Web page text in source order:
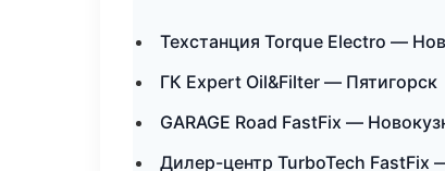
Техстанция Torque Electro —
ГК Expert Oil&Filter — Пятигорск
GARAGE Road FastFix —
Дилер-центр TurboTech